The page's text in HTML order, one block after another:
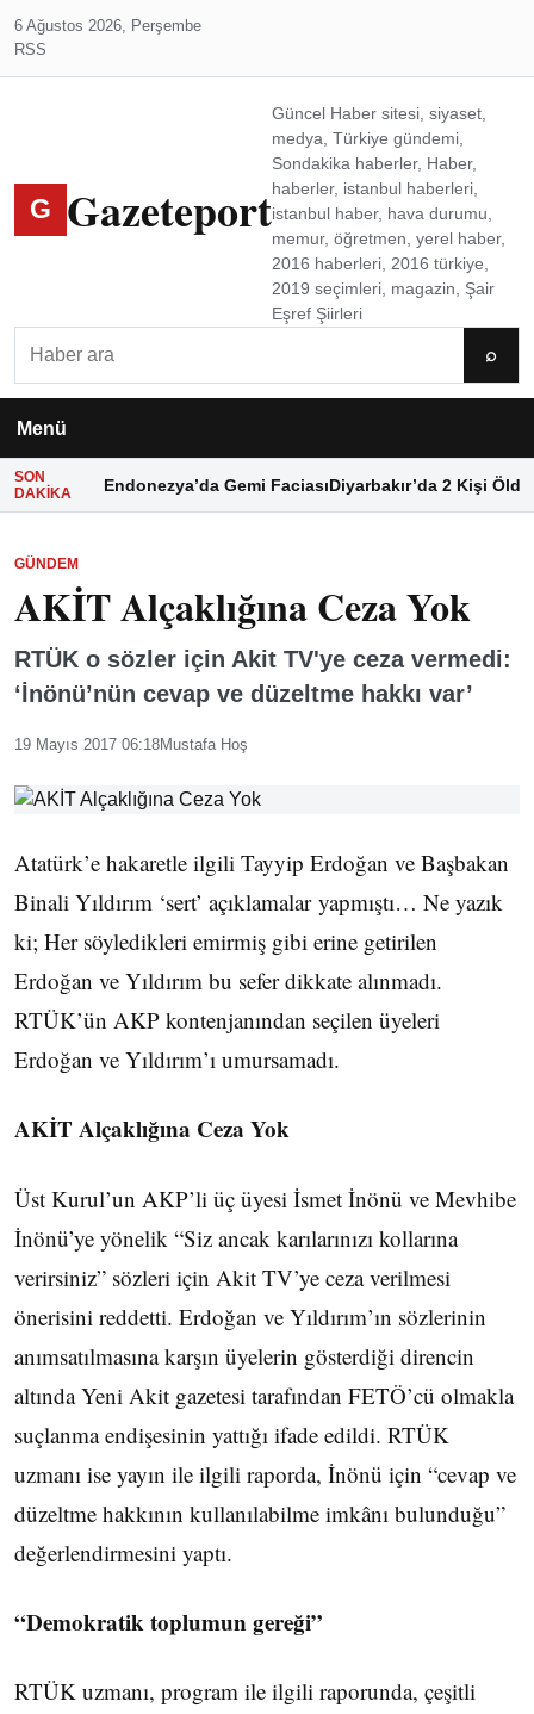
6 Ağustos 2026, Perşembe
RSS
G Gazeteport
Güncel Haber sitesi, siyaset,
medya, Türkiye gündemi,
Sondakika haberler, Haber,
haberler, istanbul haberleri,
istanbul haber, hava durumu,
memur, öğretmen, yerel haber,
2016 haberleri, 2016 türkiye,
2019 seçimleri, magazin, Şair
Eşref Şiirleri
⌕
Menü
SON
DAKIKA
Endonezya’da Gemi FaciasıDiyarbakır’da 2 Kişi Öldü
GÜNDEM
AKİT Alçaklığına Ceza Yok
RTÜK o sözler için Akit TV'ye ceza vermedi:
‘İnönü’nün cevap ve düzeltme hakkı var’
19 Mayıs 2017 06:18Mustafa Hoş
Atatürk’e hakaretle ilgili Tayyip Erdoğan ve Başbakan
Binali Yıldırım ‘sert’ açıklamalar yapmıştı… Ne yazık
ki; Her söyledikleri emirmiş gibi erine getirilen
Erdoğan ve Yıldırım bu sefer dikkate alınmadı.
RTÜK’ün AKP kontenjanından seçilen üyeleri
Erdoğan ve Yıldırım’ı umursamadı.
AKİT Alçaklığına Ceza Yok
Üst Kurul’un AKP’li üç üyesi İsmet İnönü ve Mevhibe
İnönü’ye yönelik “Siz ancak karılarınızı kollarına
verirsiniz” sözleri için Akit TV’ye ceza verilmesi
önerisini reddetti. Erdoğan ve Yıldırım’ın sözlerinin
anımsatılmasına karşın üyelerin gösterdiği direncin
altında Yeni Akit gazetesi tarafından FETÖ’cü olmakla
suçlanma endişesinin yattığı ifade edildi. RTÜK
uzmanı ise yayın ile ilgili raporda, İnönü için “cevap ve
düzeltme hakkının kullanılabilme imkânı bulunduğu”
değerlendirmesini yaptı.
“Demokratik toplumun gereği”
RTÜK uzmanı, program ile ilgili raporunda, çeşitli